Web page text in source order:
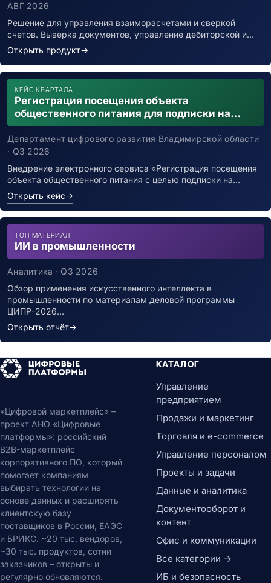
АВГ 2026
Решение для управления взаиморасчетами и сверкой
счетов. Выверка документов, управление дебиторской и…
Открыть продукт→
КЕЙС КВАРТАЛА
Регистрация посещения объекта
общественного питания для подписки на
уведомления о возможном контакте с
заболевшим новой коронавирусной
инфекцией
Департамент цифрового развития Владимирской области
· Q3 2026
Внедрение электронного сервиса «Регистрация посещения
объекта общественного питания с целью подписки на…
Открыть кейс→
ТОП МАТЕРИАЛ
ИИ в промышленности
Аналитика · Q3 2026
Обзор применения искусственного интеллекта в
промышленности по материалам деловой программы
ЦИПР-2026…
Открыть отчёт→
«Цифровой маркетплейс» –
проект АНО «Цифровые
платформы»: российский
B2B-маркетплейс
корпоративного ПО, который
помогает компаниям
выбирать технологии на
основе данных и расширять
клиентскую базу
поставщиков в России, ЕАЭС
и БРИКС. ~20 тыс. вендоров,
~30 тыс. продуктов, сотни
заказчиков – открыты и
регулярно обновляются.
КАТАЛОГ
Управление
предприятием
Продажи и маркетинг
Торговля и e-commerce
Управление персоналом
Проекты и задачи
Данные и аналитика
Документооборот и
контент
Офис и коммуникации
Все категории →
ИБ и безопасность